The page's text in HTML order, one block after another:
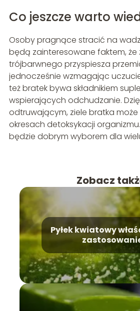
Co jeszcze warto
Osoby pragnące stracić na
będą zainteresowane faktem, że
trójbarwnego przyspiesza
jednocześnie wzmagając
też bratek bywa składnikiem
wspierających odchudzanie.
odtruwającym, ziele bratka
okresach detoksykacji
będzie dobrym wyborem dla
Zobacz
Pyłek kwiatowy